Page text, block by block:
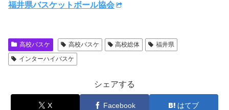
福井県バスケットボール協会
高校バスケ 高校バスケ 高校総体
福井県
インターハイバスケ
シェアする
X Facebook はてブ